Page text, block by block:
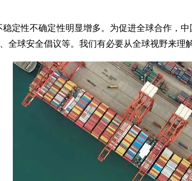
性不确定性明显增多。为促进全球合作，中
全球安全倡议等。我们有必要从全球视野来理